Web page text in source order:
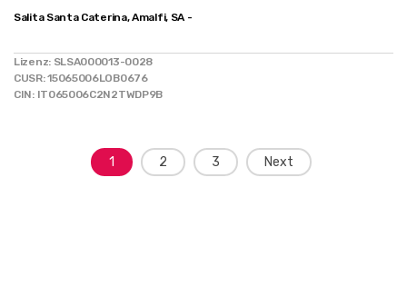
Salita Santa Caterina, Amalfi, SA -
Lizenz: SLSA000013-0028
CUSR: 15065006LOB0676
CIN: IT065006C2N2TWDP9B
1 2 3 Next